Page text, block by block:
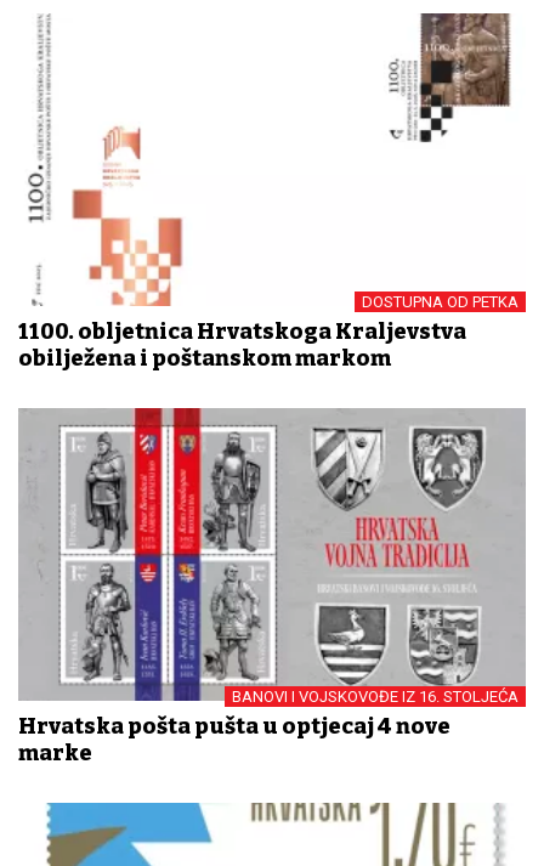
DOSTUPNA OD PETKA
1100. obljetnica Hrvatskoga Kraljevstva
obilježena i poštanskom markom
BANOVI I VOJSKOVOĐE IZ 16. STOLJEĆA
Hrvatska pošta pušta u optjecaj 4 nove
marke